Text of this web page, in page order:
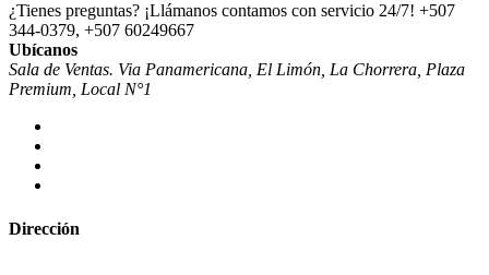
¿Tienes preguntas? ¡Llámanos contamos con servicio 24/7! +507
344-0379, +507 60249667
Ubícanos
Sala de Ventas. Via Panamericana, El Limón, La Chorrera, Plaza
Premium, Local N°1
Dirección